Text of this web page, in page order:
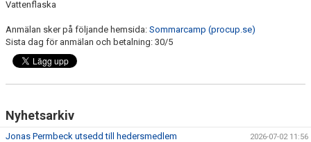
PARTNERS
OM SUFC
Vattenflaska
Anmälan sker på följande hemsida: Sommarcamp (procup.se)
Sista dag för anmälan och betalning: 30/5
Nyhetsarkiv
Jonas Permbeck utsedd till hedersmedlem 2026-07-02 11:56